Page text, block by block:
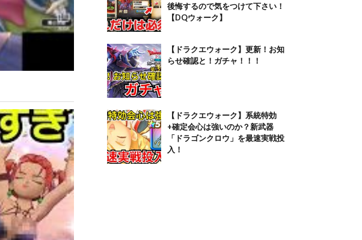
後悔するので気をつけて下さい！
【DQウォーク】
【ドラクエウォーク】更新！お知
らせ確認と！ガチャ！！！
【ドラクエウォーク】系統特効
+確定会心は強いのか？新武器
「ドラゴンクロウ」を最速実戦投
入！